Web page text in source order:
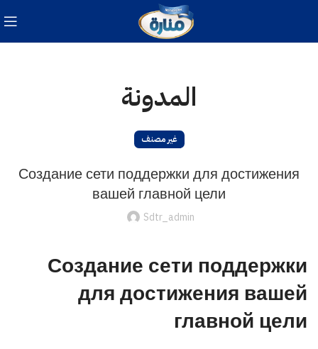
المدونة
غير مصنف
Создание сети поддержки для достижения
вашей главной цели
Sdtr_admin
Создание сети поддержки
для достижения вашей
главной цели